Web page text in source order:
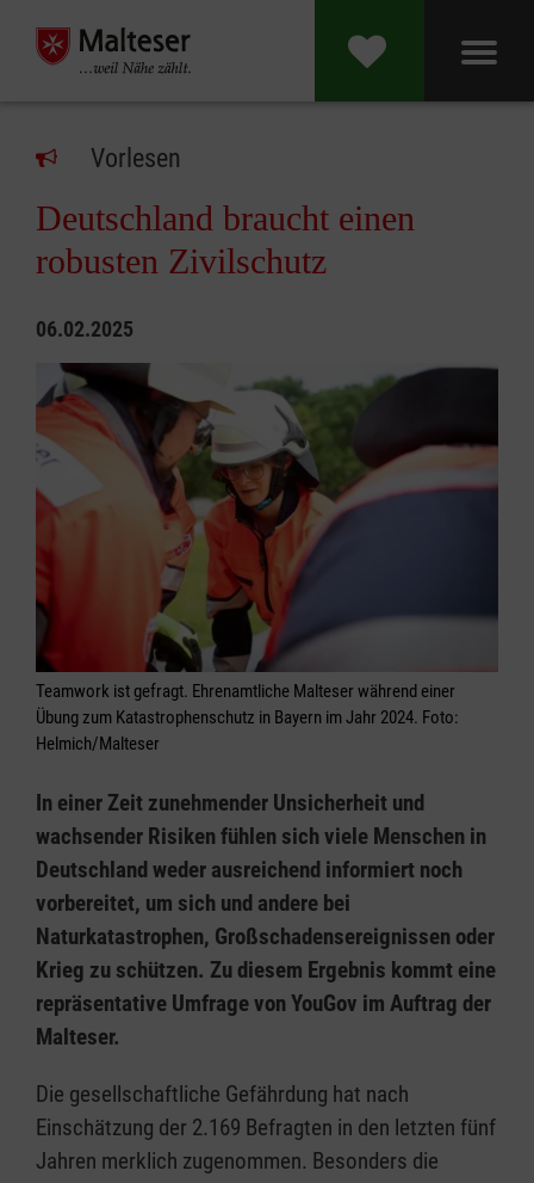
Vorlesen
Deutschland braucht einen
robusten Zivilschutz
06.02.2025
Teamwork ist gefragt. Ehrenamtliche Malteser während einer
Übung zum Katastrophenschutz in Bayern im Jahr 2024. Foto:
Helmich/Malteser
In einer Zeit zunehmender Unsicherheit und
wachsender Risiken fühlen sich viele Menschen in
Deutschland weder ausreichend informiert noch
vorbereitet, um sich und andere bei
Naturkatastrophen, Großschadensereignissen oder
Krieg zu schützen. Zu diesem Ergebnis kommt eine
repräsentative Umfrage von YouGov im Auftrag der
Malteser.
Die gesellschaftliche Gefährdung hat nach
Einschätzung der 2.169 Befragten in den letzten fünf
Jahren merklich zugenommen. Besonders die